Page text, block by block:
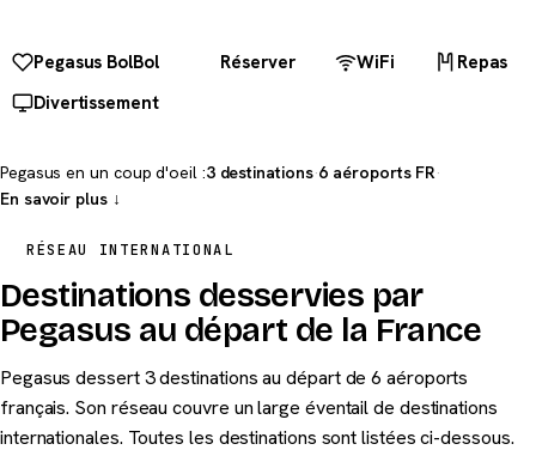
Pegasus BolBol Réserver WiFi
Repas
Divertissement
Pegasus en un coup d'oeil :3 destinations·6 aéroports FR·
En savoir plus ↓
RÉSEAU INTERNATIONAL
Destinations desservies par
Pegasus au départ de la France
Pegasus dessert 3 destinations au départ de 6 aéroports
français. Son réseau couvre un large éventail de destinations
internationales. Toutes les destinations sont listées ci-dessous.